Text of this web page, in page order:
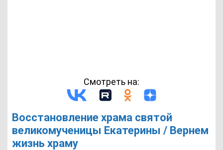
Смотреть на:
Восстановление храма святой
великомученицы Екатерины / Вернем
жизнь храму